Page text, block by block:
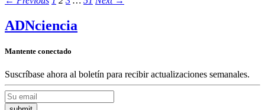
ADNciencia
Mantente conectado
Suscríbase ahora al boletín para recibir actualizaciones semanales.